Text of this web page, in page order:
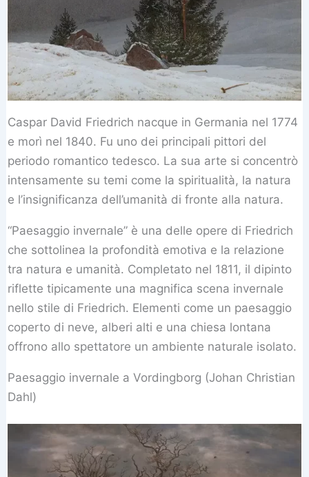
Caspar David Friedrich nacque in Germania nel 1774
e morì nel 1840. Fu uno dei principali pittori del
periodo romantico tedesco. La sua arte si concentrò
intensamente su temi come la spiritualità, la natura
e l’insignificanza dell’umanità di fronte alla natura.
“Paesaggio invernale” è una delle opere di Friedrich
che sottolinea la profondità emotiva e la relazione
tra natura e umanità. Completato nel 1811, il dipinto
riflette tipicamente una magnifica scena invernale
nello stile di Friedrich. Elementi come un paesaggio
coperto di neve, alberi alti e una chiesa lontana
offrono allo spettatore un ambiente naturale isolato.
Paesaggio invernale a Vordingborg (Johan Christian
Dahl)